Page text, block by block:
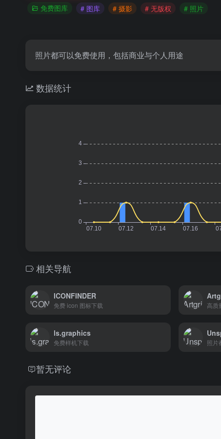
免费图库 # 图库 # 摄影 # 无版权 # 照片
照片都可以免费使用，包括商业与个人用途
数据统计
相关导航
ICONFINDER
免费 icon 图标下载 高质
ls.graphics
免费样机下载 照片
暂无评论